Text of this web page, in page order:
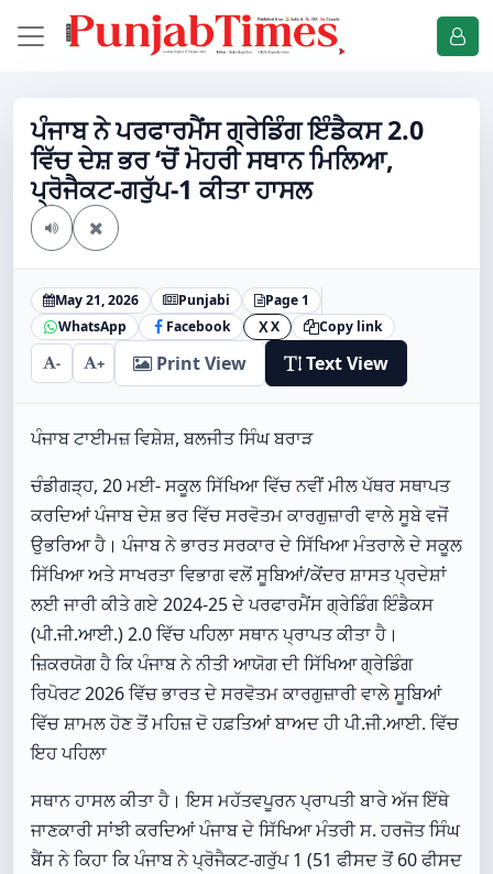
ਪੰਜਾਬ ਨੇ ਪਰਫਾਰਮੈਂਸ ਗ੍ਰੇਡਿੰਗ ਇੰਡੈਕਸ 2.0
ਵਿੱਚ ਦੇਸ਼ ਭਰ ‘ਚੋਂ ਮੋਹਰੀ ਸਥਾਨ ਮਿਲਿਆ,
ਪ੍ਰੋਜੈਕਟ-ਗਰੁੱਪ-1 ਕੀਤਾ ਹਾਸਲ
May 21, 2026 Punjabi
Page 1
WhatsApp
Facebook X X Copy link
- + Print View Text View
ਪੰਜਾਬ ਟਾਈਮਜ਼ ਵਿਸ਼ੇਸ਼, ਬਲਜੀਤ ਸਿੰਘ ਬਰਾੜ
ਚੰਡੀਗੜ੍ਹ, 20 ਮਈ- ਸਕੂਲ ਸਿੱਖਿਆ ਵਿੱਚ ਨਵੀਂ ਮੀਲ ਪੱਥਰ ਸਥਾਪਤ
ਕਰਦਿਆਂ ਪੰਜਾਬ ਦੇਸ਼ ਭਰ ਵਿੱਚ ਸਰਵੋਤਮ ਕਾਰਗੁਜ਼ਾਰੀ ਵਾਲੇ ਸੂਬੇ ਵਜੋਂ
ਉਭਰਿਆ ਹੈ। ਪੰਜਾਬ ਨੇ ਭਾਰਤ ਸਰਕਾਰ ਦੇ ਸਿੱਖਿਆ ਮੰਤਰਾਲੇ ਦੇ ਸਕੂਲ
ਸਿੱਖਿਆ ਅਤੇ ਸਾਖਰਤਾ ਵਿਭਾਗ ਵਲੋਂ ਸੂਬਿਆਂ/ਕੇਂਦਰ ਸ਼ਾਸਤ ਪ੍ਰਦੇਸ਼ਾਂ
ਲਈ ਜਾਰੀ ਕੀਤੇ ਗਏ 2024-25 ਦੇ ਪਰਫਾਰਮੈਂਸ ਗ੍ਰੇਡਿੰਗ ਇੰਡੈਕਸ
(ਪੀ.ਜੀ.ਆਈ.) 2.0 ਵਿੱਚ ਪਹਿਲਾ ਸਥਾਨ ਪ੍ਰਾਪਤ ਕੀਤਾ ਹੈ।
ਜ਼ਿਕਰਯੋਗ ਹੈ ਕਿ ਪੰਜਾਬ ਨੇ ਨੀਤੀ ਆਯੋਗ ਦੀ ਸਿੱਖਿਆ ਗ੍ਰੇਡਿੰਗ
ਰਿਪੋਰਟ 2026 ਵਿੱਚ ਭਾਰਤ ਦੇ ਸਰਵੋਤਮ ਕਾਰਗੁਜ਼ਾਰੀ ਵਾਲੇ ਸੂਬਿਆਂ
ਵਿੱਚ ਸ਼ਾਮਲ ਹੋਣ ਤੋਂ ਮਹਿਜ਼ ਦੋ ਹਫ਼ਤਿਆਂ ਬਾਅਦ ਹੀ ਪੀ.ਜੀ.ਆਈ. ਵਿੱਚ
ਇਹ ਪਹਿਲਾ
ਸਥਾਨ ਹਾਸਲ ਕੀਤਾ ਹੈ। ਇਸ ਮਹੱਤਵਪੂਰਨ ਪ੍ਰਾਪਤੀ ਬਾਰੇ ਅੱਜ ਇੱਥੇ
ਜਾਣਕਾਰੀ ਸਾਂਝੀ ਕਰਦਿਆਂ ਪੰਜਾਬ ਦੇ ਸਿੱਖਿਆ ਮੰਤਰੀ ਸ. ਹਰਜੋਤ ਸਿੰਘ
ਬੈਂਸ ਨੇ ਕਿਹਾ ਕਿ ਪੰਜਾਬ ਨੇ ਪ੍ਰੋਜੈਕਟ-ਗਰੁੱਪ 1 (51 ਫੀਸਦ ਤੋਂ 60 ਫੀਸਦ